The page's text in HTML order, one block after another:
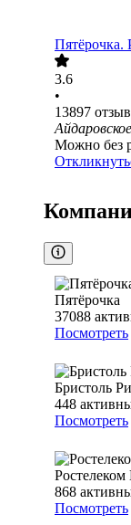
Пятёрочка.
3.6
•
13897
Можно без
Пятёрочка
37088
Посмотреть
Бристоль
448
Посмотреть
Ростелеком
868
Посмотреть